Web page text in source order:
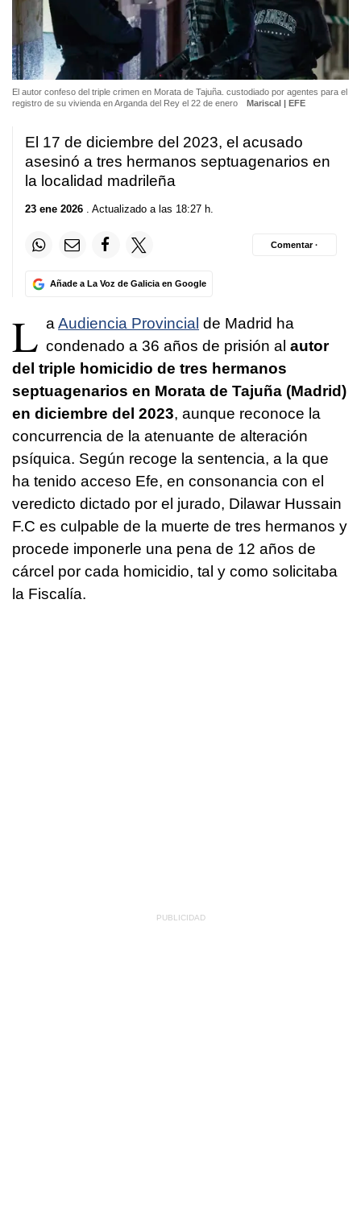
El autor confeso del triple crimen en Morata de Tajuña. custodiado por agentes para el
registro de su vivienda en Arganda del Rey el 22 de enero
Mariscal | EFE
El 17 de diciembre del 2023, el acusado
asesinó a tres hermanos septuagenarios en
la localidad madrileña
23 ene 2026 . Actualizado a las 18:27 h.
Añade a La Voz de Galicia en Google
Comentar ·
L aAudiencia Provincial de Madrid ha
condenado a 36 años de prisión al autor
del triple homicidio de tres hermanos
septuagenarios en Morata de Tajuña (Madrid)
en diciembre del 2023, aunque reconoce la
concurrencia de la atenuante de alteración
psíquica. Según recoge la sentencia, a la que
ha tenido acceso Efe, en consonancia con el
veredicto dictado por el jurado, Dilawar Hussain
F.C es culpable de la muerte de tres hermanos y
procede imponerle una pena de 12 años de
cárcel por cada homicidio, tal y como solicitaba
la Fiscalía.